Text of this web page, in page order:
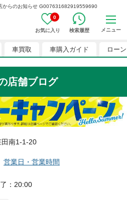
からのお知らせ G007631682919559690
0
お気に入り 検索履歴 メニュー
車買取 車購入ガイド ローン
店舗ブログ
田南1-1-20
営業日・営業時間
： 20:00